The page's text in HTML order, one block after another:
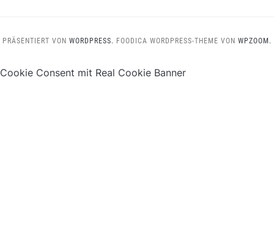
PRÄSENTIERT VON WORDPRESS. FOODICA WORDPRESS-THEME VON WPZOOM.
Cookie Consent mit Real Cookie Banner